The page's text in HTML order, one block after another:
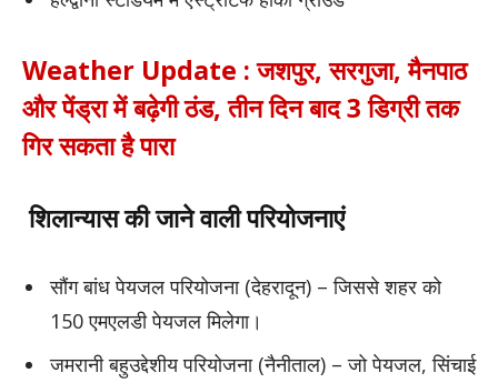
Weather Update : जशपुर, सरगुजा, मैनपाठ
और पेंड्रा में बढ़ेगी ठंड, तीन दिन बाद 3 डिग्री तक
गिर सकता है पारा
शिलान्यास की जाने वाली परियोजनाएं
सौंग बांध पेयजल परियोजना (देहरादून) – जिससे शहर को
150 एमएलडी पेयजल मिलेगा।
जमरानी बहुउद्देशीय परियोजना (नैनीताल) – जो पेयजल, सिंचाई